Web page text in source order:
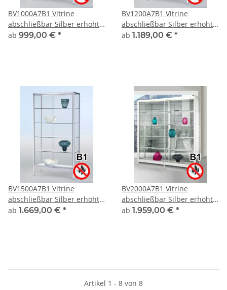
BV1000A7B1 Vitrine
abschließbar Silber erhöht
auf kurzen Beinen
ab 999,00 € *
BV1200A7B1 Vitrine
abschließbar Silber erhöht
auf kurzen Beinen
ab 1.189,00 € *
BV1500A7B1 Vitrine
abschließbar Silber erhöht
auf kurzen Beinen
ab 1.669,00 € *
BV2000A7B1 Vitrine
abschließbar Silber erhöht
auf kurzen Beinen
ab 1.959,00 € *
Artikel 1 - 8 von 8